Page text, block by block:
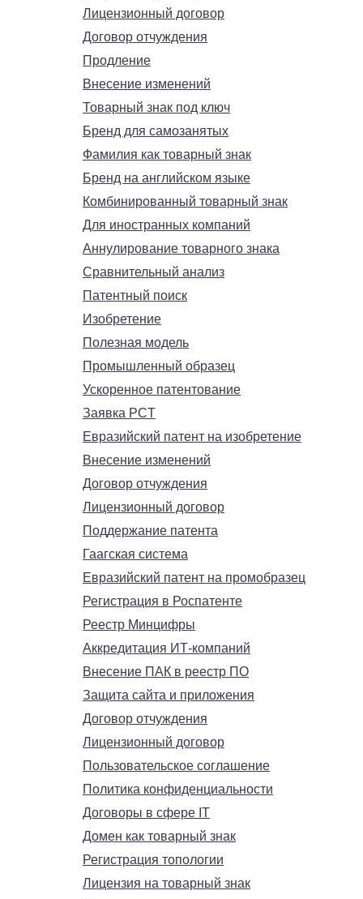
Лицензионный договор
Договор отчуждения
Продление
Внесение изменений
Товарный знак под ключ
Бренд для самозанятых
Фамилия как товарный знак
Бренд на английском языке
Комбинированный товарный знак
Для иностранных компаний
Аннулирование товарного знака
Сравнительный анализ
Патентный поиск
Изобретение
Полезная модель
Промышленный образец
Ускоренное патентование
Заявка PCT
Евразийский патент на изобретение
Внесение изменений
Договор отчуждения
Лицензионный договор
Поддержание патента
Гаагская система
Евразийский патент на промобразец
Регистрация в Роспатенте
Реестр Минцифры
Аккредитация ИТ-компаний
Внесение ПАК в реестр ПО
Защита сайта и приложения
Договор отчуждения
Лицензионный договор
Пользовательское соглашение
Политика конфиденциальности
Договоры в сфере IT
Домен как товарный знак
Регистрация топологии
Лицензия на товарный знак